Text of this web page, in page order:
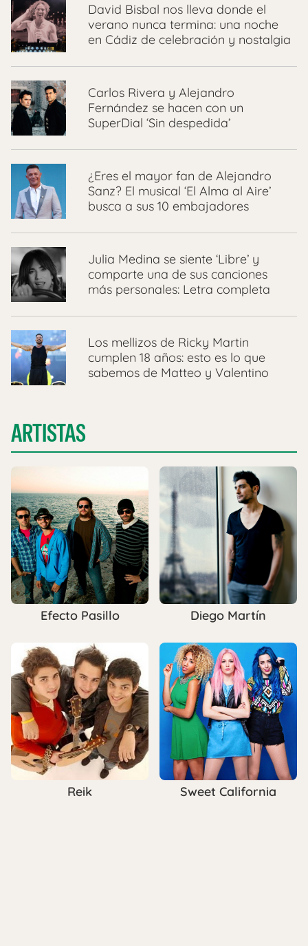
David Bisbal nos lleva donde el
verano nunca termina: una noche
en Cádiz de celebración y nostalgia
Carlos Rivera y Alejandro
Fernández se hacen con un
SuperDial ‘Sin despedida’
¿Eres el mayor fan de Alejandro
Sanz? El musical ‘El Alma al Aire’
busca a sus 10 embajadores
Julia Medina se siente ‘Libre’ y
comparte una de sus canciones
más personales: Letra completa
Los mellizos de Ricky Martin
cumplen 18 años: esto es lo que
sabemos de Matteo y Valentino
ARTISTAS
Efecto Pasillo Diego Martín
Reik Sweet California